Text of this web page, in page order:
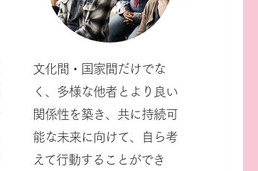
文化間・国家間だけでな
く、多様な他者とより良い
関係性を築き、共に持続可
能な未来に向けて、自ら考
えて行動することができ